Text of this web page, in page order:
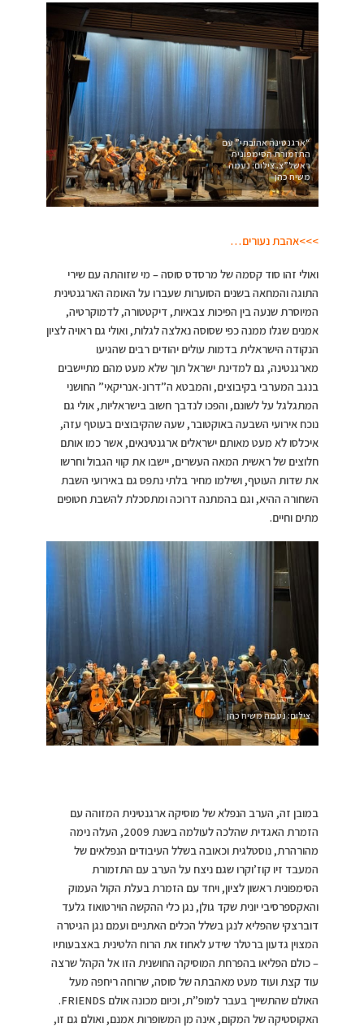
“ארגנטינה אהובתי” עם
התזמורת הסימפונית
ראשל”צ. צילום: נעמה
משיח כהן
>>>אהבת נעורים…
ואולי זהו סוד קסמה של מרסדס סוסה – מי שזוהתה עם שירי
התוגה והמחאה בשנים הסוערות שעברו על האומה הארגנטינית
המיוסרת שנעה בין הפיכות צבאיות, דיקטטורה, לדמוקרטיה,
אמנים שגלו ממנה כפי שסוסה נאלצה לגלות, ואולי גם ראויה לציון
הנקודה הישראלית בדמות עולים יהודים רבים שהגיעו
מארגנטינה, גם למדינת ישראל תוך שלא מעט מהם מתיישבים
בנגב המערבי בקיבוצים, והמבטא ה”דרונ-אנריקאי” החושני
המתגלגל על לשונם, והפכו לנדבך חשוב בישראליות, אולי גם
נוכח אירועי השבעה באוקטובר, שעה שהקיבוצים בעוטף עזה,
איכלסו לא מעט מאותם ישראלים ארגנטינאים, אשר כמו אותם
חלוצים של ראשית המאה העשרים, יישבו את קווי הגבול וחרשו
את שדות העוטף, ושילמו מחיר בלתי נתפס גם באירועי השבת
השחורה ההיא, וגם בהמתנה דרוכה ומתסכלת להשבת חטופים
מתים וחיים.
צילום: נעמה משיח כהן
במובן זה, הערב הנפלא של מוסיקה ארגנטינית המזוהה עם
הזמרת האגדית שהלכה לעולמה בשנת 2009, העלה נימה
מהורהרת, נוסטלגית וכאובה בשלל העיבודים הנפלאים של
המעבד זיו קוז’וקרו שגם ניצח על הערב עם התזמורת
הסימפונית ראשון לציון, ויחד עם הזמרת בעלת הקול העמוק
והאקספרסיבי יונית שקד גולן, נגן כלי ההקשה הוירטואוז גלעד
דוברצקי שהפליא לנגן בשלל הכלים האתניים ועמם נגן הגיטרה
המצוין גדעון ברטלר שידע לאחוז את הרוח הלטינית באצבעותיו
– כולם הפליאו בהפרחת המוסיקה החושנית הזו אל הקהל שרצה
עוד קצת ועוד מעט מאהבתה של סוסה, שרוחה ריחפה מעל
האולם שהתשייך בעבר למופ”ת, וכיום מכונה אולם FRIENDS.
האקוסטיקה של המקום, אינה מן המשופרות אמנם, ואולם גם זו,